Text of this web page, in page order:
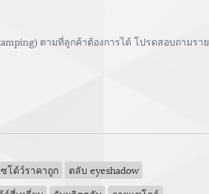
ตามที่ลูกค้าต้องการได้ โปรดสอบถามราย
โด้ว์ราคาถูก
ตลับ eyeshadow